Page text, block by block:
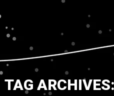
TAG